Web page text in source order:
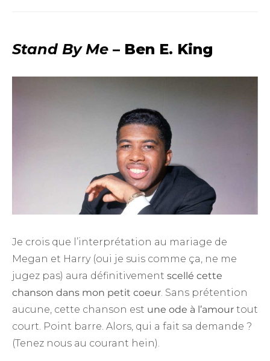
Stand By Me – Ben E. King
Je crois que l’interprétation au mariage de
Megan et Harry (oui je suis comme ça, ne me
jugez pas) aura définitivement scellé cette
chanson dans mon petit coeur. Sans prétention
aucune, cette chanson est une ode à l’amour tout
court. Point barre. Alors, qui a fait sa demande ?
(Tenez nous au courant hein).